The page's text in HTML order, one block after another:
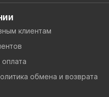
клиентам
обмена и возврата